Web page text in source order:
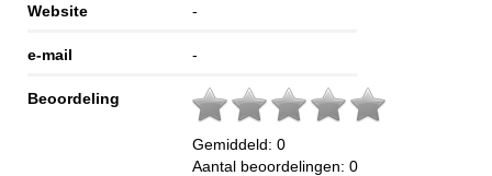
Website -
e-mail -
Beoordeling
Gemiddeld: 0
Aantal beoordelingen: 0